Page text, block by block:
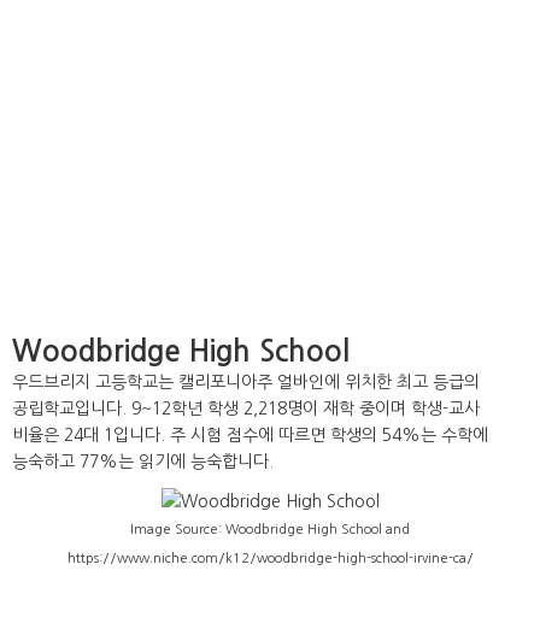
Woodbridge High School
우드브리지 고등학교는 캘리포니아주 얼바인에 위치한 최고 등급의
공립학교입니다. 9~12학년 학생 2,218명이 재학 중이며 학생-교사
비율은 24대 1입니다. 주 시험 점수에 따르면 학생의 54%는 수학에
능숙하고 77%는 읽기에 능숙합니다.
Image Source: Woodbridge High School and
https://www.niche.com/k12/woodbridge-high-school-irvine-ca/